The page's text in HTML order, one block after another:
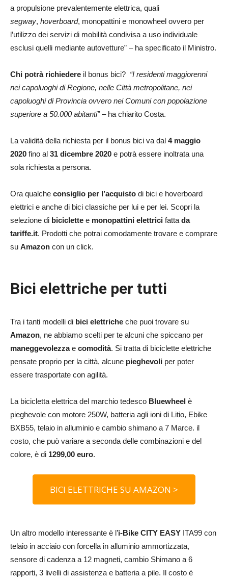
a propulsione prevalentemente elettrica, quali
segway, hoverboard, monopattini e monowheel ovvero per
l’utilizzo dei servizi di mobilità condivisa a uso individuale
esclusi quelli mediante autovetture” – ha specificato il Ministro.
Chi potrà richiedere il bonus bici? “I residenti maggiorenni
nei capoluoghi di Regione, nelle Città metropolitane, nei
capoluoghi di Provincia ovvero nei Comuni con popolazione
superiore a 50.000 abitanti”– ha chiarito Costa.
La validità della richiesta per il bonus bici va dal 4 maggio
2020 fino al 31 dicembre 2020 e potrà essere inoltrata una
sola richiesta a persona.
Ora qualche consiglio per l’acquisto di bici e hoverboard
elettrici e anche di bici classiche per lui e per lei. Scopri la
selezione di biciclette e monopattini elettrici fatta da
tariffe.it. Prodotti che potrai comodamente trovare e comprare
su Amazon con un click.
Bici elettriche per tutti
Tra i tanti modelli di bici elettriche che puoi trovare su
Amazon, ne abbiamo scelti per te alcuni che spiccano per
maneggevolezzae comodità. Si tratta di biciclette elettriche
pensate proprio per la città, alcune pieghevoli per poter
essere trasportate con agilità.
La bicicletta elettrica del marchio tedesco Bluewheel è
pieghevole con motore 250W, batteria agli ioni di Litio, Ebike
BXB55, telaio in alluminio e cambio shimano a 7 Marce. il
costo, che può variare a seconda delle combinazioni e del
colore, è di 1299,00 euro.
BICI ELETTRICHE SU AMAZON >
Un altro modello interessante è l’i-Bike CITY EASY ITA99 con
telaio in acciaio con forcella in alluminio ammortizzata,
sensore di cadenza a 12 magneti, cambio Shimano a 6
rapporti, 3 livelli di assistenza e batteria a pile. Il costo è